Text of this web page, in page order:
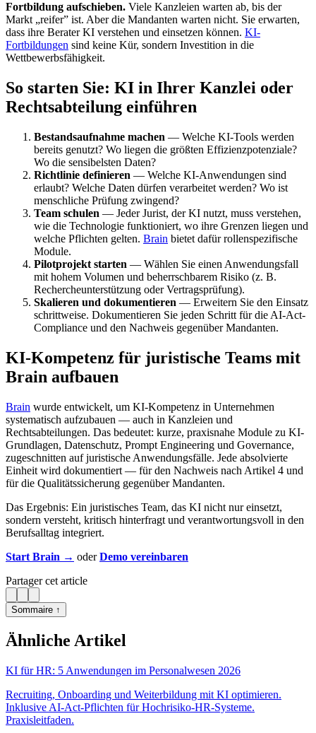
Fortbildung aufschieben. Viele Kanzleien warten ab, bis der
Markt „reifer” ist. Aber die Mandanten warten nicht. Sie erwarten,
dass ihre Berater KI verstehen und einsetzen können. KI-
Fortbildungen sind keine Kür, sondern Investition in die
Wettbewerbsfähigkeit.
So starten Sie: KI in Ihrer Kanzlei oder
Rechtsabteilung einführen
Bestandsaufnahme machen — Welche KI-Tools werden
bereits genutzt? Wo liegen die größten Effizienzpotenziale?
Wo die sensibelsten Daten?
Richtlinie definieren — Welche KI-Anwendungen sind
erlaubt? Welche Daten dürfen verarbeitet werden? Wo ist
menschliche Prüfung zwingend?
Team schulen — Jeder Jurist, der KI nutzt, muss verstehen,
wie die Technologie funktioniert, wo ihre Grenzen liegen und
welche Pflichten gelten. Brain bietet dafür rollenspezifische
Module.
Pilotprojekt starten — Wählen Sie einen Anwendungsfall
mit hohem Volumen und beherrschbarem Risiko (z. B.
Rechercheunterstützung oder Vertragsprüfung).
Skalieren und dokumentieren — Erweitern Sie den Einsatz
schrittweise. Dokumentieren Sie jeden Schritt für die AI-Act-
Compliance und den Nachweis gegenüber Mandanten.
KI-Kompetenz für juristische Teams mit
Brain aufbauen
Brain wurde entwickelt, um KI-Kompetenz in Unternehmen
systematisch aufzubauen — auch in Kanzleien und
Rechtsabteilungen. Das bedeutet: kurze, praxisnahe Module zu KI-
Grundlagen, Datenschutz, Prompt Engineering und Governance,
zugeschnitten auf juristische Anwendungsfälle. Jede absolvierte
Einheit wird dokumentiert — für den Nachweis nach Artikel 4 und
für die Qualitätssicherung gegenüber Mandanten.
Das Ergebnis: Ein juristisches Team, das KI nicht nur einsetzt,
sondern versteht, kritisch hinterfragt und verantwortungsvoll in den
Berufsalltag integriert.
Start Brain → oderDemo vereinbaren
Partager cet article
Sommaire ↑
Ähnliche Artikel
KI für HR: 5 Anwendungen im Personalwesen 2026
Recruiting, Onboarding und Weiterbildung mit KI optimieren.
Inklusive AI-Act-Pflichten für Hochrisiko-HR-Systeme.
Praxisleitfaden.